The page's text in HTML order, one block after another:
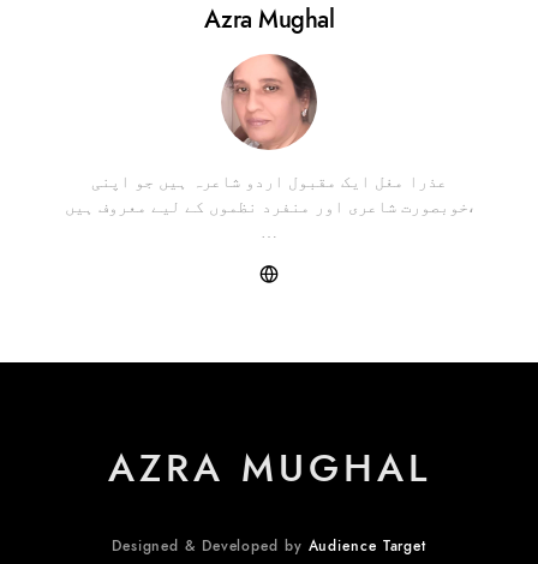
Azra Mughal
عذرا مغل ایک مقبول اردو شاعرہ ہیں جو اپنی
خوبصورت شاعری اور منفرد نظموں کے لیے معروف ہیں،
AZRA MUGHAL
Designed & Developed by Audience Target